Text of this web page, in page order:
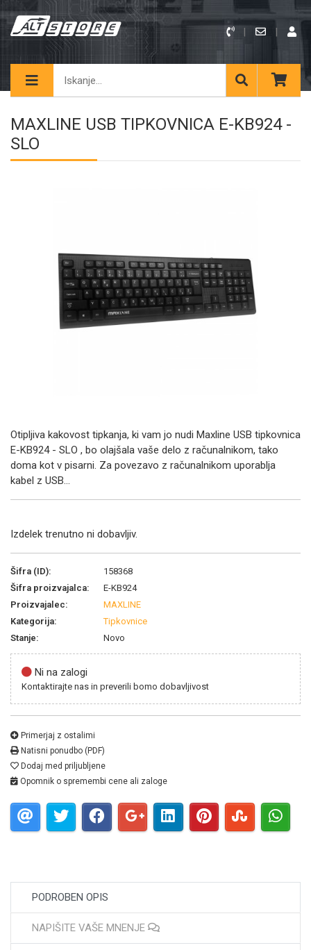
MAXLINE USB TIPKOVNICA E-KB924 -
SLO
Otipljiva kakovost tipkanja, ki vam jo nudi Maxline USB tipkovnica
E-KB924 - SLO , bo olajšala vaše delo z računalnikom, tako
doma kot v pisarni. Za povezavo z računalnikom uporablja
kabel z USB...
Izdelek trenutno ni dobavljiv.
Šifra (ID):
158368
Šifra proizvajalca:
E-KB924
Proizvajalec:
MAXLINE
Kategorija:
Tipkovnice
Stanje:
Novo
Ni na zalogi
Kontaktirajte nas in preverili bomo dobavljivost
Primerjaj z ostalimi
Natisni ponudbo (PDF)
Dodaj med priljubljene
Opomnik o spremembi cene ali zaloge
PODROBEN OPIS
NAPIŠITE VAŠE MNENJE